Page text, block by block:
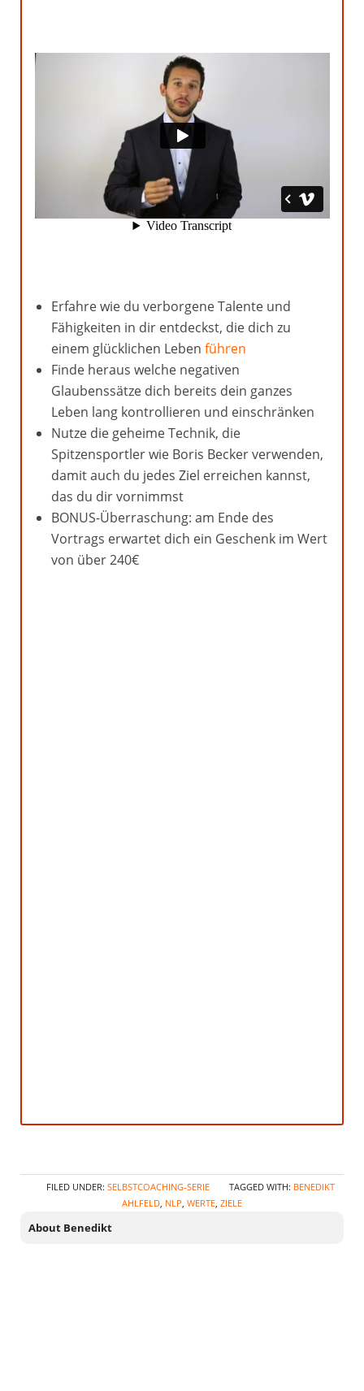
Erfahre wie du verborgene Talente und
Fähigkeiten in dir entdeckst, die dich zu
einem glücklichen Leben führen
Finde heraus welche negativen
Glaubenssätze dich bereits dein ganzes
Leben lang kontrollieren und einschränken
Nutze die geheime Technik, die
Spitzensportler wie Boris Becker verwenden,
damit auch du jedes Ziel erreichen kannst,
das du dir vornimmst
BONUS-Überraschung: am Ende des
Vortrags erwartet dich ein Geschenk im Wert
von über 240€
FILED UNDER: SELBSTCOACHING-SERIE TAGGED WITH: BENEDIKT
AHLFELD NLP WERTE ZIELE
About Benedikt